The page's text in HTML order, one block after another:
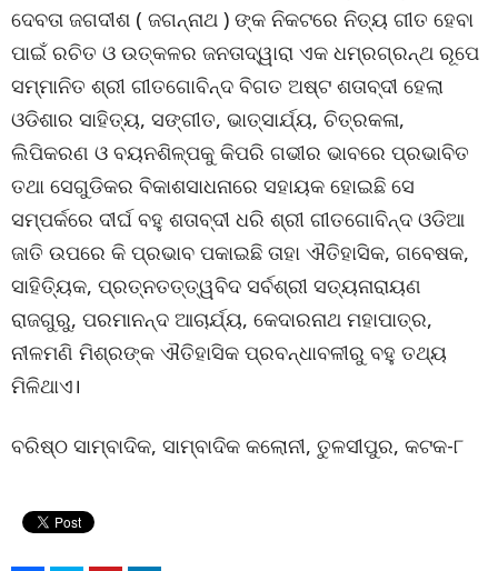
ଦେବତା ଜଗଦୀଶ ( ଜଗନ୍ନାଥ ) ଙ୍କ ନିକଟରେ ନିତ୍ୟ ଗୀତ ହେବା
ପାଇଁ ରଚିତ ଓ ଉତ୍କଳର ଜନତାଦ୍ୱାରା ଏକ ଧମ୍ରଗ୍ରନ୍ଥ ରୂପେ
ସମ୍ମାନିତ ଶ୍ରୀ ଗୀତଗୋବିନ୍ଦ ବିଗତ ଅଷ୍ଟ ଶତାବ୍ଦୀ ହେଲା
ଓଡିଶାର ସାହିତ୍ୟ, ସଙ୍ଗୀତ, ଭାତ୍ସାର୍ଯ୍ୟ, ଚିତ୍ରକଳା,
ଲିପିକରଣ ଓ ବୟନଶିଳ୍ପକୁ କିପରି ଗଭୀର ଭାବରେ ପ୍ରଭାବିତ
ତଥା ସେଗୁଡିକର ବିକାଶସାଧନାରେ ସହାୟକ ହୋଇଛି ସେ
ସମ୍ପର୍କରେ ଦୀର୍ଘ ବହୁ ଶତାବ୍ଦୀ ଧରି ଶ୍ରୀ ଗୀତଗୋବିନ୍ଦ ଓଡିଆ
ଜାତି ଉପରେ କି ପ୍ରଭାବ ପକାଇଛି ତାହା ଐତିହାସିକ, ଗବେଷକ,
ସାହିତ୍ୟିକ, ପ୍ରତ୍ନତତ୍ତ୍ୱବିଦ ସର୍ବଶ୍ରୀ ସତ୍ୟନାରାୟଣ
ରାଜଗୁରୁ, ପରମାନନ୍ଦ ଆଚାର୍ଯ୍ୟ, କେଦାରନାଥ ମହାପାତ୍ର,
ନୀଳମଣି ମିଶ୍ରଙ୍କ ଐତିହାସିକ ପ୍ରବନ୍ଧାବଳୀରୁ ବହୁ ତଥ୍ୟ
ମିଳିଥାଏ।
ବରିଷ୍ଠ ସାମ୍ବାଦିକ, ସାମ୍ବାଦିକ କଲୋନୀ, ତୁଳସୀପୁର, କଟକ-୮